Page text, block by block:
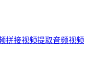
拼接视频提取音频视频